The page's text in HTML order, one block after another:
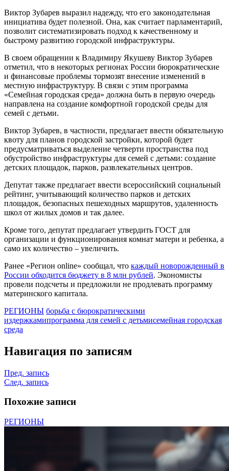
Виктор Зубарев выразил надежду, что его законодательная
инициатива будет полезной. Она, как считает парламентарий,
позволит систематизировать подход к качественному и
быстрому развитию городской инфраструктуры.
В своем обращении к Владимиру Якушеву Виктор Зубарев
отметил, что в некоторых регионах России бюрократические
и финансовые проблемы тормозят внесение изменений в
местную инфраструктуру. В связи с этим программа
«Семейная городская среда» должна быть в первую очередь
направлена на создание комфортной городской среды для
семей с детьми.
Виктор Зубарев, в частности, предлагает ввести обязательную
квоту для планов городской застройки, которой будет
предусматриваться выделение четверти пространства под
обустройство инфраструктуры для семей с детьми: создание
детских площадок, парков, развлекательных центров.
Депутат также предлагает ввести всероссийский социальный
рейтинг, учитывающий количество парков и детских
площадок, безопасных пешеходных маршрутов, удаленность
школ от жилых домов и так далее.
Кроме того, депутат предлагает утвердить ГОСТ для
организации и функционирования комнат матери и ребенка, а
само их количество – увеличить.
Ранее «Регион online» сообщал, что каждый новорожденный в
России обходится бюджету в 8 млн рублей. Экономисты
провели подсчеты и предложили не продлевать программу
материнского капитала.
РЕГИОНЫ борьба с бюрократическими
издержкамипрограмма для семей с детьмисемейная городская
среда
Навигация по записям
Пред. запись
След. запись
Похожие записи
РЕГИОНЫ